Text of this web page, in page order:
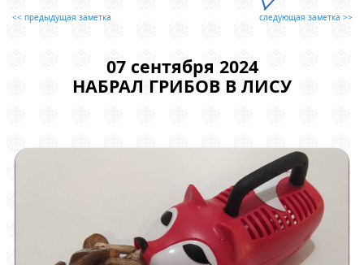
<< предыдущая заметка следующая заметка >>
07 сентября 2024
НАБРАЛ ГРИБОВ В ЛИСУ